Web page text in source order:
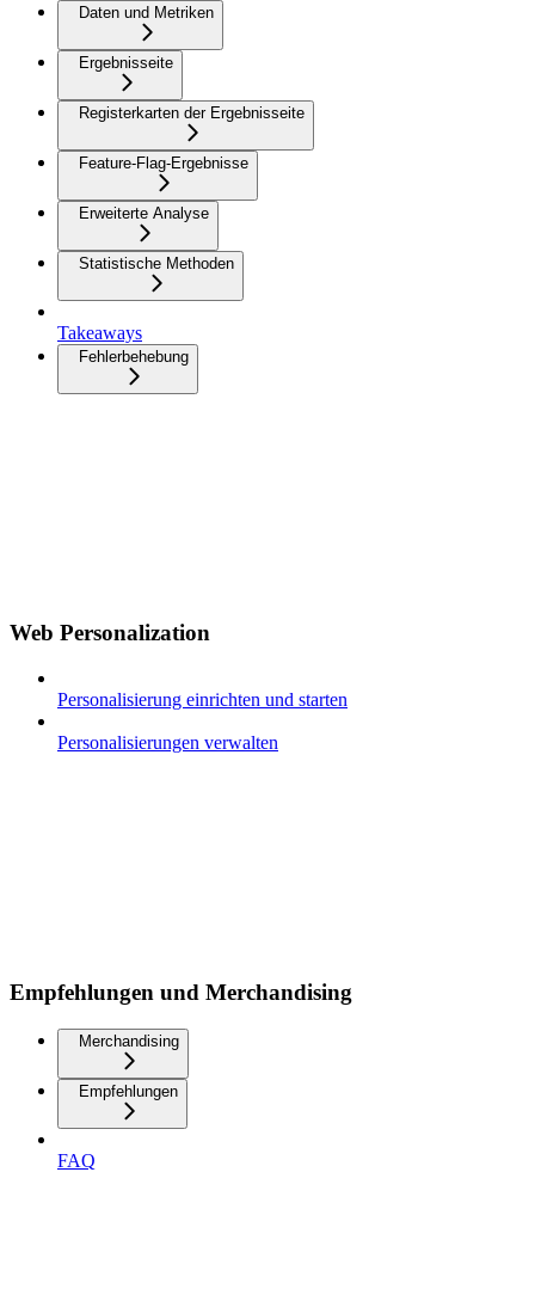
Daten und Metriken
Ergebnisseite
Registerkarten der Ergebnisseite
Feature-Flag-Ergebnisse
Erweiterte Analyse
Statistische Methoden
Takeaways
Fehlerbehebung
Web Personalization
Personalisierung einrichten und starten
Personalisierungen verwalten
Empfehlungen und Merchandising
Merchandising
Empfehlungen
FAQ